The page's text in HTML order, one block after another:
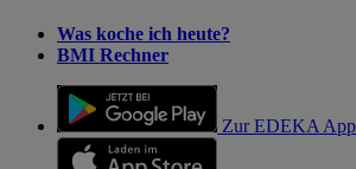
Was koche ich heute?
BMI Rechner
Zur EDEKA